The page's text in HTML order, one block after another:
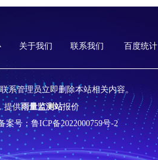
关于我们 联系我们 百度统计
系管理员立即删除本站相关内容。
提供雨量监测站报价
案号：鲁ICP备2022000759号-2